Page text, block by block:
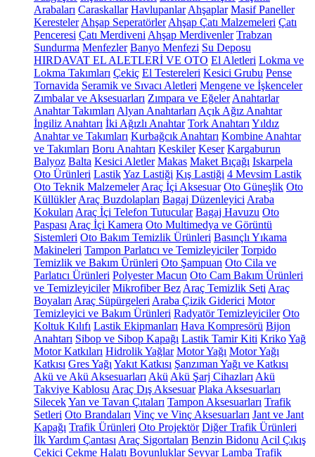
Arabaları Caraskallar Havlupanlar Ahşaplar Masif Paneller
Keresteler Ahşap Seperatörler Ahşap Çatı Malzemeleri Çatı
Penceresi Çatı Merdiveni Ahşap Merdivenler Trabzan
Sundurma Menfezler Banyo Menfezi Su Deposu
HIRDAVAT EL ALETLERİ VE OTO El Aletleri Lokma ve
Lokma Takımları Çekiç El Testereleri Kesici Grubu Pense
Tornavida Seramik ve Sıvacı Aletleri Mengene ve İşkenceler
Zımbalar ve Aksesuarları Zımpara ve Eğeler Anahtarlar
Anahtar Takımları Alyan Anahtarları Açık Ağız Anahtar
İngiliz Anahtarı İki Ağızlı Anahtar Tork Anahtarı Yıldız
Anahtar ve Takımları Kurbağcık Anahtarı Kombine Anahtar
ve Takımları Boru Anahtarı Keskiler Keser Kargaburun
Balyoz Balta Kesici Aletler Makas Maket Bıçağı Iskarpela
Oto Ürünleri LastikYaz Lastiği Kış Lastiği 4 Mevsim Lastik
Oto Teknik Malzemeler Araç İçi Aksesuar Oto Güneşlik Oto
Küllükler Araç Buzdolapları Bagaj Düzenleyici Araba
Kokuları Araç İçi Telefon Tutucular Bagaj Havuzu Oto
Paspası Araç İçi Kamera Oto Multimedya ve Görüntü
Sistemleri Oto Bakım Temizlik Ürünleri Basınçlı Yıkama
Makineleri Tampon Parlatıcı ve Temizleyiciler Torpido
Temizlik ve Bakım Ürünleri Oto Şampuan Oto Cila ve
Parlatıcı Ürünleri Polyester Macun Oto Cam Bakım Ürünleri
ve Temizleyiciler Mikrofiber Bez Araç Temizlik Seti Araç
Boyaları Araç Süpürgeleri Araba Çizik Giderici Motor
Temizleyici ve Bakım Ürünleri Radyatör Temizleyiciler Oto
Koltuk Kılıfı Lastik Ekipmanları Hava Kompresörü Bijon
Anahtarı Sibop ve Sibop Kapağı Lastik Tamir Kiti KrikoYağ
Motor Katkıları Hidrolik Yağlar Motor Yağı Motor Yağı
Katkısı Gres Yağı Yakıt Katkısı Şanzıman Yağı ve Katkısı
Akü ve Akü Aksesuarları Akü Akü Şarj Cihazları Akü
Takviye Kablosu Araç Dış Aksesuar Plaka Aksesuarları
SilecekYan ve Tavan Çıtaları Tampon Aksesuarları Trafik
Setleri Oto Brandaları Vinç ve Vinç Aksesuarları Jant ve Jant
Kapağı Trafik Ürünleri Oto Projektör Diğer Trafik Ürünleri
İlk Yardım Çantası Araç Sigortaları Benzin Bidonu Acil Çıkış
Çekici Çekme Halatı Boyunluklar Seyyar Lamba Trafik